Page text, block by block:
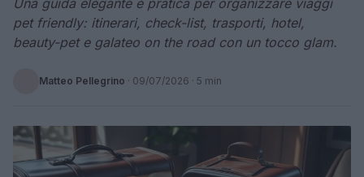
Una guida elegante e pratica per organizzare viaggi
pet friendly: itinerari, check-list, trasporti, hotel,
beauty-pet e galateo on the road con un tocco glam.
Matteo Pellegrino · 09/07/2026 · 5 min